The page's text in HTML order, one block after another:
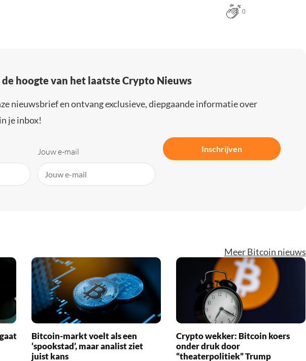
0
de hoogte van het laatste Crypto Nieuws
nieuwsbrief en ontvang exclusieve, diepgaande informatie over
je inbox!
Jouw e-mail Inschrijven
Meer Bitcoin nieuws
Bitcoin-markt voelt als een
‘spookstad’, maar analist ziet
juist kans
Crypto wekker: Bitcoin koers
onder druk door
“theaterpolitiek” Trump